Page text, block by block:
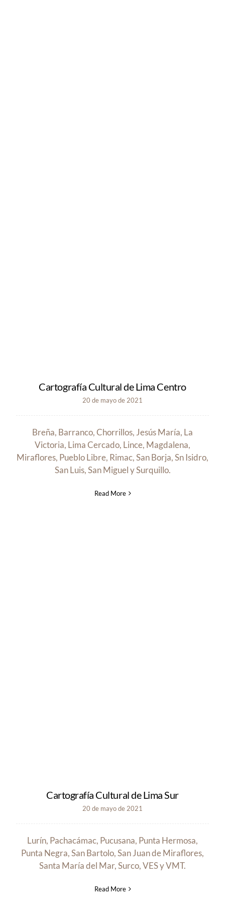
Cartografía Cultural de Lima Centro
20 de mayo de 2021
Breña, Barranco, Chorrillos, Jesús María, La
Victoria, Lima Cercado, Lince, Magdalena,
Miraflores, Pueblo Libre, Rimac, San Borja, Sn Isidro,
San Luis, San Miguel y Surquillo.
Read More
Cartografía Cultural de Lima Sur
20 de mayo de 2021
Lurín, Pachacámac, Pucusana, Punta Hermosa,
Punta Negra, San Bartolo, San Juan de Miraflores,
Santa María del Mar, Surco, VES y VMT.
Read More